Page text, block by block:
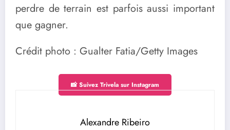
perdre de terrain est parfois aussi important
que gagner.
Crédit photo : Gualter Fatia/Getty Images
📸 Suivez Trivela sur Instagram
Alexandre Ribeiro